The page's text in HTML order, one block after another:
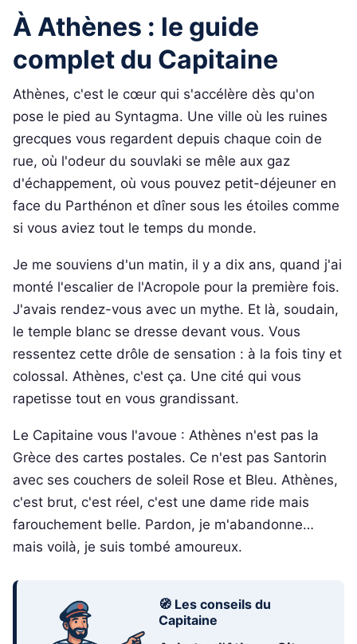
À Athènes : le guide
complet du Capitaine
Athènes, c'est le cœur qui s'accélère dès qu'on
pose le pied au Syntagma. Une ville où les ruines
grecques vous regardent depuis chaque coin de
rue, où l'odeur du souvlaki se mêle aux gaz
d'échappement, où vous pouvez petit-déjeuner en
face du Parthénon et dîner sous les étoiles comme
si vous aviez tout le temps du monde.
Je me souviens d'un matin, il y a dix ans, quand j'ai
monté l'escalier de l'Acropole pour la première fois.
J'avais rendez-vous avec un mythe. Et là, soudain,
le temple blanc se dresse devant vous. Vous
ressentez cette drôle de sensation : à la fois tiny et
colossal. Athènes, c'est ça. Une cité qui vous
rapetisse tout en vous grandissant.
Le Capitaine vous l'avoue : Athènes n'est pas la
Grèce des cartes postales. Ce n'est pas Santorin
avec ses couchers de soleil Rose et Bleu. Athènes,
c'est brut, c'est réel, c'est une dame ride mais
farouchement belle. Pardon, je m'abandonne…
mais voilà, je suis tombé amoureux.
🧭 Les conseils du
Capitaine